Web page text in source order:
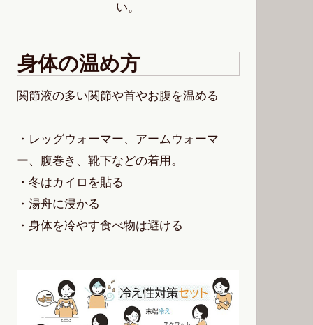
い。
身体の温め方
関節液の多い関節や首やお腹を温める
・レッグウォーマー、アームウォーマ
ー、腹巻き、靴下などの着用。
・冬はカイロを貼る
・湯舟に浸かる
・身体を冷やす食べ物は避ける